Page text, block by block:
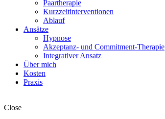
Paartherapie
Kurzzeitinterventionen
Ablauf
Ansätze
Hypnose
Akzeptanz- und Commitment-Therapie
Integrativer Ansatz
Über mich
Kosten
Praxis
Close